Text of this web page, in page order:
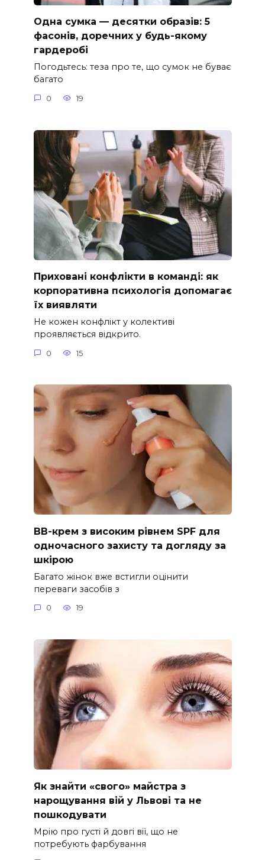
Одна сумка — десятки образів: 5
фасонів, доречних у будь-якому
гардеробі
Погодьтесь: теза про те, що сумок не буває
багато
0 19
Приховані конфлікти в команді: як
корпоративна психологія допомагає
їх виявляти
Не кожен конфлікт у колективі
проявляється відкрито.
0 15
ВВ-крем з високим рівнем SPF для
одночасного захисту та догляду за
шкірою
Багато жінок вже встигли оцінити
переваги засобів з
0 19
Як знайти «свого» майстра з
нарощування вій у Львові та не
пошкодувати
Мрію про густі й довгі вії, що не
потребують фарбування